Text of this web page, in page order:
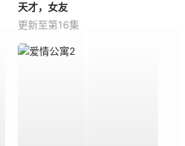
天才，女友
更新至第16集